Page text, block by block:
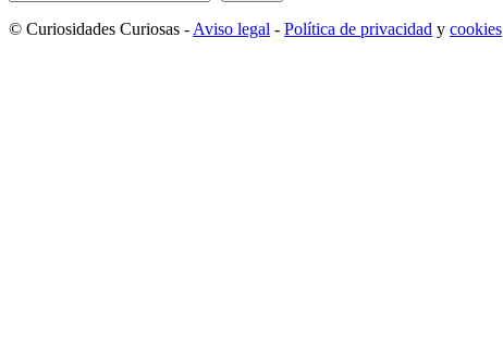
© Curiosidades Curiosas - Aviso legal - Política de privacidad y cookies